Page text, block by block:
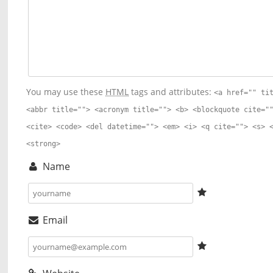
You may use these HTML tags and attributes:<a href=""
<abbr title=""> <acronym title=""> <b> <blockquote
<cite> <code> <del datetime=""> <em> <i> <q cite=""> <s>
<strong>
Name
Email